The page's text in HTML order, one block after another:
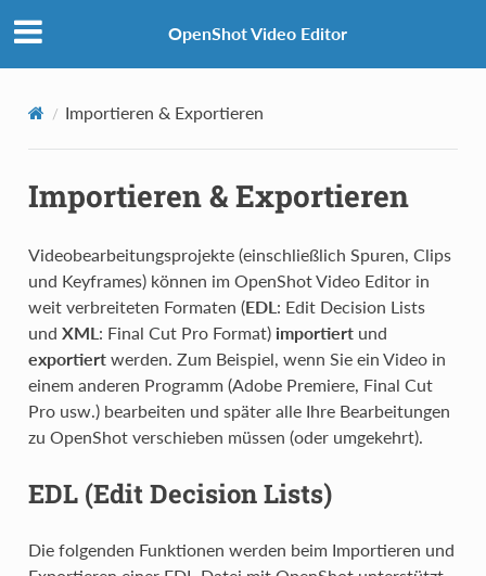
OpenShot Video Editor
Importieren & Exportieren
Importieren & Exportieren
Videobearbeitungsprojekte (einschließlich Spuren, Clips
und Keyframes) können im OpenShot Video Editor in
weit verbreiteten Formaten (EDL : Edit Decision Lists
und XML : Final Cut Pro Format) importiertund
exportiertwerden. Zum Beispiel, wenn Sie ein Video in
einem anderen Programm (Adobe Premiere, Final Cut
Pro usw.) bearbeiten und später alle Ihre Bearbeitungen
zu OpenShot verschieben müssen (oder umgekehrt).
EDL (Edit Decision Lists)
Die folgenden Funktionen werden beim Importieren und